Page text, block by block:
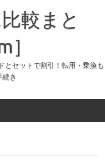
較まと
］
とセットで割引！転用・乗換も
続き